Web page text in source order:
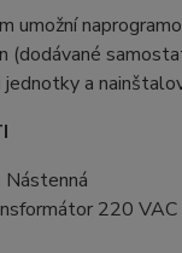
umožní
(dodávané
jednotky a
Nástenná
220